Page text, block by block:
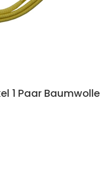
1 Paar Baumwolle